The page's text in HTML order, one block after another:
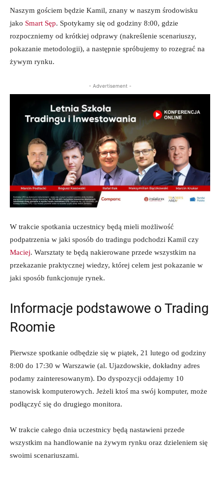
Naszym gościem będzie Kamil, znany w naszym środowisku
jako Smart Sęp. Spotykamy się od godziny 8:00, gdzie
rozpoczniemy od krótkiej odprawy (nakreślenie scenariuszy,
pokazanie metodologii), a następnie spróbujemy to rozegrać na
żywym rynku.
- Advertisement -
W trakcie spotkania uczestnicy będą mieli możliwość
podpatrzenia w jaki sposób do tradingu podchodzi Kamil czy
Maciej. Warsztaty te będą nakierowane przede wszystkim na
przekazanie praktycznej wiedzy, której celem jest pokazanie w
jaki sposób funkcjonuje rynek.
Informacje podstawowe o Trading
Roomie
Pierwsze spotkanie odbędzie się w piątek, 21 lutego od godziny
8:00 do 17:30 w Warszawie (al. Ujazdowskie, dokładny adres
podamy zainteresowanym). Do dyspozycji oddajemy 10
stanowisk komputerowych. Jeżeli ktoś ma swój komputer, może
podłączyć się do drugiego monitora.
W trakcie całego dnia uczestnicy będą nastawieni przede
wszystkim na handlowanie na żywym rynku oraz dzieleniem się
swoimi scenariuszami.